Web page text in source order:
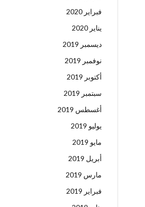
فبراير 2020
يناير 2020
ديسمبر 2019
نوفمبر 2019
أكتوبر 2019
سبتمبر 2019
أغسطس 2019
يوليو 2019
مايو 2019
أبريل 2019
مارس 2019
فبراير 2019